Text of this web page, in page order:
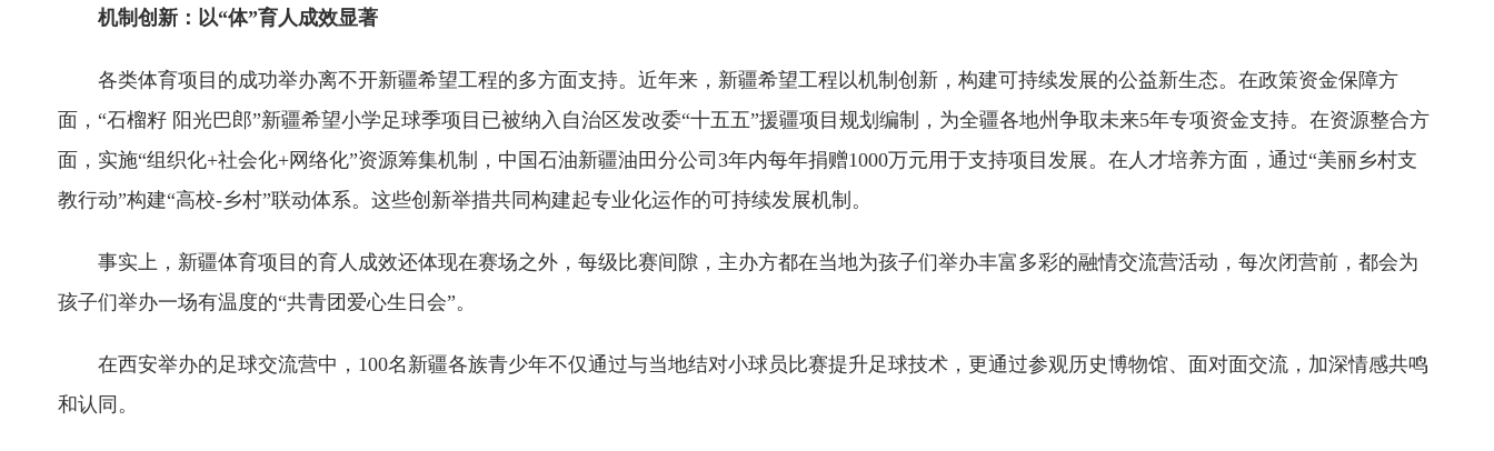
机制创新：以“体”育人成效显著
各类体育项目的成功举办离不开新疆希望工程的多方面支持。近年来，新疆希望工程以机制创新，构建可持续发展的公益新生态。在政策资金保障方
面，“石榴籽 阳光巴郎”新疆希望小学足球季项目已被纳入自治区发改委“十五五”援疆项目规划编制，为全疆各地州争取未来5年专项资金支持。在资源整合方
面，实施“组织化+社会化+网络化”资源筹集机制，中国石油新疆油田分公司3年内每年捐赠1000万元用于支持项目发展。在人才培养方面，通过“美丽乡村支
教行动”构建“高校-乡村”联动体系。这些创新举措共同构建起专业化运作的可持续发展机制。
事实上，新疆体育项目的育人成效还体现在赛场之外，每级比赛间隙，主办方都在当地为孩子们举办丰富多彩的融情交流营活动，每次闭营前，都会为
孩子们举办一场有温度的“共青团爱心生日会”。
在西安举办的足球交流营中，100名新疆各族青少年不仅通过与当地结对小球员比赛提升足球技术，更通过参观历史博物馆、面对面交流，加深情感共鸣
和认同。